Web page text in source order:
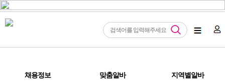
채용정보 맞춤알바 지역별알바